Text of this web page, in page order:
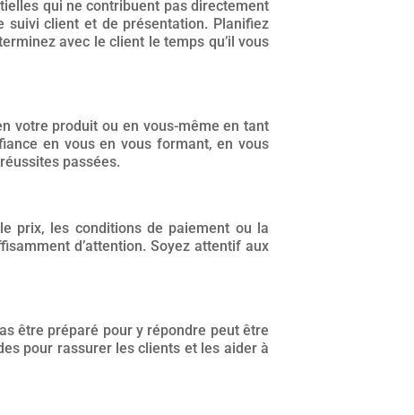
qui ne contribuent pas directement
suivi client et de présentation. Planifiez
avec le client le temps qu’il vous
votre produit ou en vous-même en tant
en vous en vous formant, en vous
passées.
prix, les conditions de paiement ou la
d’attention. Soyez attentif aux
être préparé pour y répondre peut être
pour rassurer les clients et les aider à